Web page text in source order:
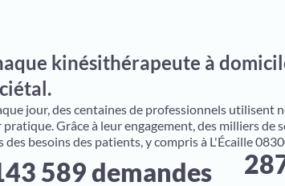
kinésithérapeute à
jour, des centaines de professionnels
pratique. Grâce à leur engagement, des milliers de
des besoins des patients, y compris à L'Écaille
589 demandes